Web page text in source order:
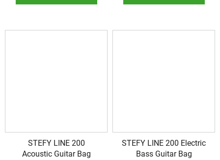
STEFY LINE 200
Acoustic Guitar Bag
STEFY LINE 200 Electric
Bass Guitar Bag